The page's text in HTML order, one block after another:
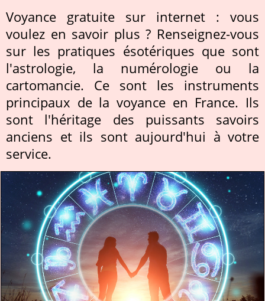
Voyance gratuite sur internet : vous
voulez en savoir plus ? Renseignez-vous
sur les pratiques ésotériques que sont
l'astrologie, la numérologie ou la
cartomancie. Ce sont les instruments
principaux de la voyance en France. Ils
sont l'héritage des puissants savoirs
anciens et ils sont aujourd'hui à votre
service.